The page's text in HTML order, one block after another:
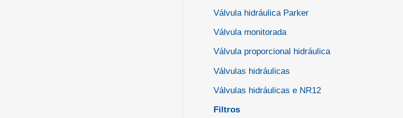
Válvula hidráulica Parker
Válvula monitorada
Válvula proporcional hidráulica
Válvulas hidráulicas
Válvulas hidráulicas e NR12
Filtros